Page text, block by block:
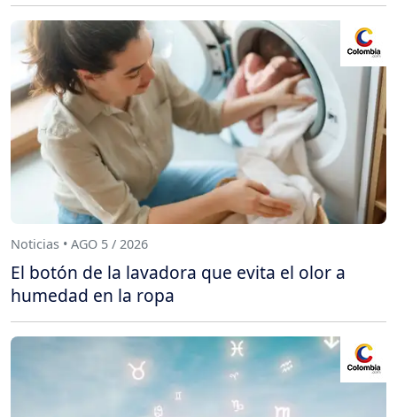
Noticias • AGO 5 / 2026
El botón de la lavadora que evita el olor a
humedad en la ropa